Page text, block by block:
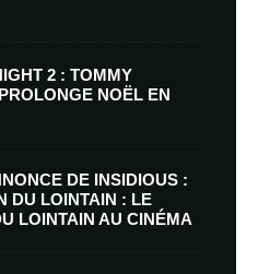
2 : TOMMY
NOËL EN
DE INSIDIOUS :
DU LOINTAIN : LE
LOINTAIN AU CINÉMA